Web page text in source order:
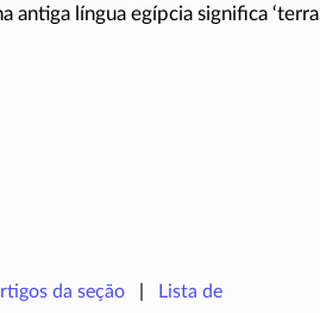
antiga língua egípcia significa ‘terra
da seção
Lista de